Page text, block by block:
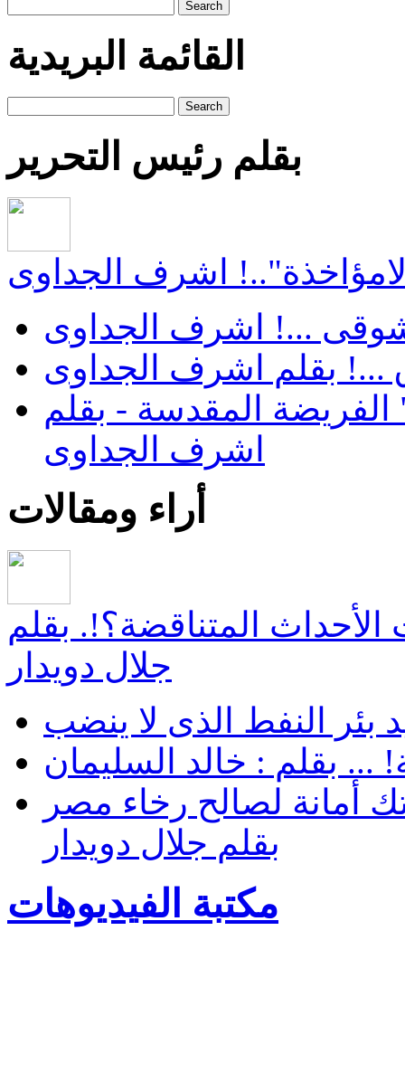
Search
القائمة البريدية
Search
بقلم رئيس التحرير
اشرف الجداوى
شوقى ...! اشرف الجداوى
...! بقلم اشرف الجداوى
المقدسة - بقلم
اشرف الجداوى
أراء ومقالات
المتناقضة؟‮!‬. بقلم
جلال دويدار
بئر النفط الذى لا ينضب
... بقلم : خالد السليمان
أمانة لصالح رخاء مصر
بقلم جلال دويدار
مكتبة الفيديوهات